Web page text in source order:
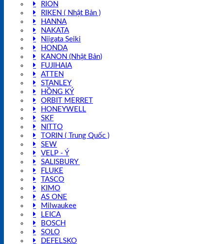
RION
RIKEN ( Nhật Bản )
HANNA
NAKATA
Niigata Seiki
HONDA
KANON (Nhật Bản)
FUJIHAIA
ATTEN
STANLEY
HỒNG KÝ
ORBIT MERRET
HONEYWELL
SKF
NITTO
TORIN ( Trung Quốc )
SEW
VELP - Ý
SALISBURY
FLUKE
TASCO
KIMO
AS ONE
Milwaukee
LEICA
BOSCH
SOLO
DEFELSKO